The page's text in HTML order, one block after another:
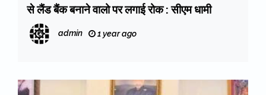
से लैंड बैंक बनाने वालो पर लगाई रोक : सीएम धामी
admin 1 year ago